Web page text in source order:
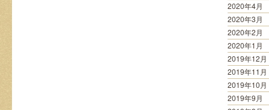
2020年4月
2020年3月
2020年2月
2020年1月
2019年12月
2019年11月
2019年10月
2019年9月